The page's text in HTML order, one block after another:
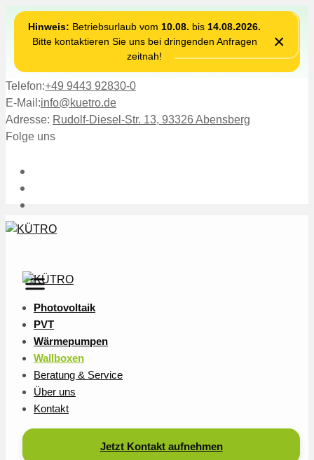
Hinweis: Betriebsurlaub vom 10.08. bis 14.08.2026.
Bitte kontaktieren Sie uns bei dringenden Anfragen
zeitnah!
×
Telefon:+49 9443 92830-0
E-Mail:info@kuetro.de
Adresse: Rudolf-Diesel-Str. 13, 93326 Abensberg
Folge uns
Photovoltaik
PVT
Wärmepumpen
Wallboxen
Beratung & Service
Über uns
Kontakt
Jetzt Kontakt aufnehmen